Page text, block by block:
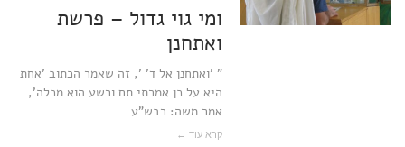
ומי גוי גדול – פרשת
ואתחנן
" 'ואתחנן אל ד' ', זה שאמר הכתוב 'אחת
היא על כן אמרתי תם ורשע הוא מכלה',
אמר משה: רבש"ע
קרא עוד ←